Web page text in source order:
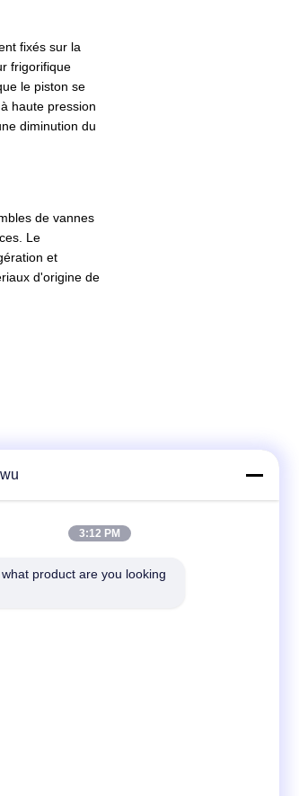
fixés sur la
frigorifique
le piston se
haute pression
diminution du
de vannes
Le
et
d'origine de
rapidement
0755-82153336
3:12 PM
product are you looking